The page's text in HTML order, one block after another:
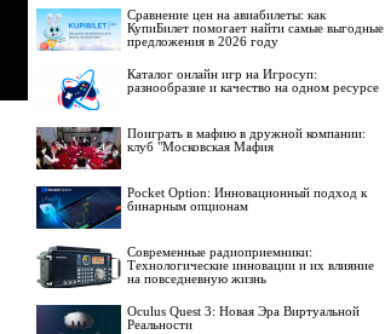
Сравнение цен на авиабилеты: как
КупиБилет помогает найти самые выгодные
предложения в 2026 году
Каталог онлайн игр на Игросуп:
разнообразие и качество на одном ресурсе
Поиграть в мафию в дружной компании:
клуб "Московская Мафия
Pocket Option: Инновационный подход к
бинарным опционам
Современные радиоприемники:
Технологические инновации и их влияние
на повседневную жизнь
Oculus Quest 3: Новая Эра Виртуальной
Реальности